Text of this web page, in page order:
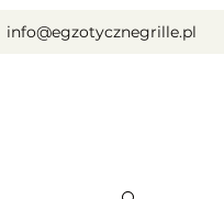
info@egzotycznegrille.pl